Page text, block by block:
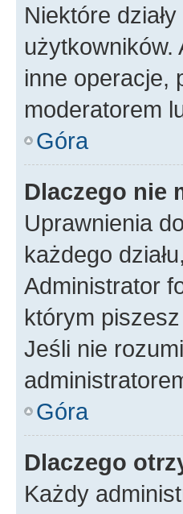
Niektóre
inne operacje,
moderatorem
Góra
Dlaczego nie
Uprawnienia
każdego
Administrator
którym
Jeśli nie
Góra
Dlaczego
Każdy